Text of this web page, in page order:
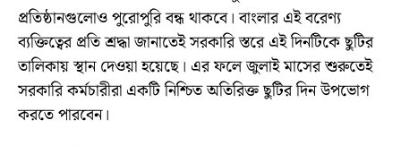
প্রতিষ্ঠানগুলোও পুরোপুরি বন্ধ থাকবে। বাংলার এই বরেণ্য
ব্যক্তিত্বের প্রতি শ্রদ্ধা জানাতেই সরকারি স্তরে এই দিনটিকে ছুটির
তালিকায় স্থান দেওয়া হয়েছে। এর ফলে জুলাই মাসের শুরুতেই
সরকারি কর্মচারীরা একটি নিশ্চিত অতিরিক্ত ছুটির দিন উপভোগ
করতে পারবেন।